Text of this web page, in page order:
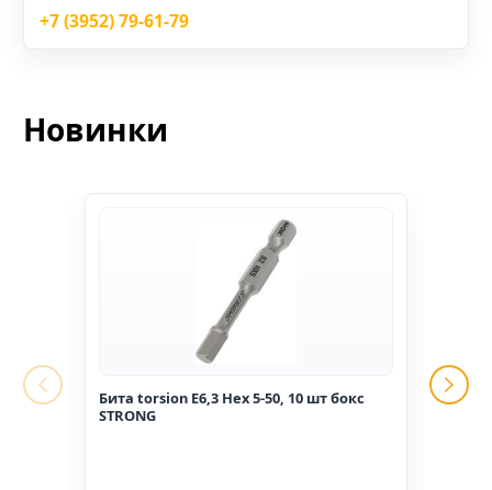
+7 (3952) 79-61-79
Новинки
Бита torsion E6,3 Hex 5-50, 10 шт бокс
STRONG